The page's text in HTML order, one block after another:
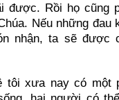
được. Rồi họ cũng
Nếu những đau
nhận, ta sẽ được
tôi xưa nay có một